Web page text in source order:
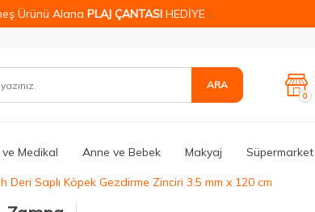
Ürünü Alana PLAJ ÇANTASI HEDİYE
ARA
0
ve Medikal Anne ve Bebek Makyaj Süpermarket
Deri Saplı Köpek Gezdirme Zinciri 3.5 mm x 120 cm